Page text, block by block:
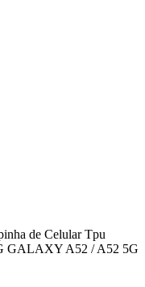
de Celular Tpu
GALAXY A52 / A52 5G